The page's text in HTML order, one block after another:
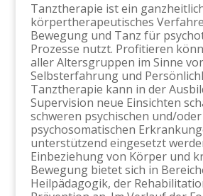
Tanztherapie ist ein
körpertherapeutisches
Bewegung und Tanz für
Prozesse nutzt. Profitieren
aller Altersgruppen im Sinne
Selbsterfahrung und
Tanztherapie kann in der
Supervision neue Einsichten
schweren psychischen und/oder
psychosomatischen
unterstützend eingesetzt
Einbeziehung von Körper und
Bewegung bietet sich in
Heilpädagogik, der